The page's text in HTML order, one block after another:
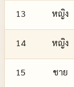
13 หญิง
14 หญิง
15 ชาย